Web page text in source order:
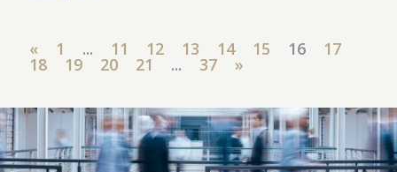
« 1 ... 11 12 13 14 15 16 17
18 19 20 21 ... 37 »